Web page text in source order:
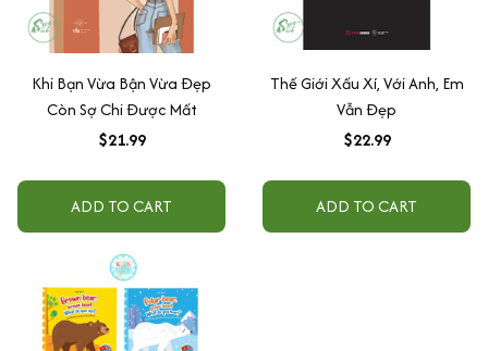
Khi Bạn Vừa Bận Vừa Đẹp
Còn Sợ Chi Được Mất
$21.99
ADD TO CART
Thế Giới Xấu Xí, Với Anh, Em
Vẫn Đẹp
$22.99
ADD TO CART